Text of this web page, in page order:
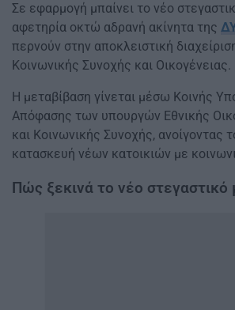
Σε εφαρμογή μπαίνει το νέο
αφετηρία οκτώ αδρανή ακίνητα της
περνούν στην αποκλειστική
Κοινωνικής Συνοχής και Οικογένειας.
Η μεταβίβαση γίνεται μέσω Κοινής
Απόφασης των υπουργών Εθνικής
και Κοινωνικής Συνοχής, ανοίγοντας
κατασκευή νέων κατοικιών με
Πώς ξεκινά το νέο στεγαστικό